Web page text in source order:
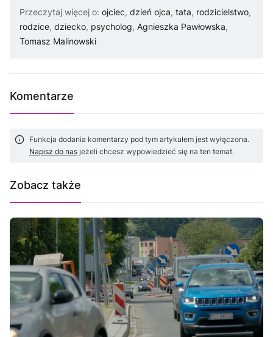
Przeczytaj więcej o: ojciec, dzień ojca, tata, rodzicielstwo,
rodzice, dziecko, psycholog, Agnieszka Pawłowska,
Tomasz Malinowski
Komentarze
Funkcja dodania komentarzy pod tym artykułem jest wyłączona.
Napisz do nas jeżeli chcesz wypowiedzieć się na ten temat.
Zobacz także